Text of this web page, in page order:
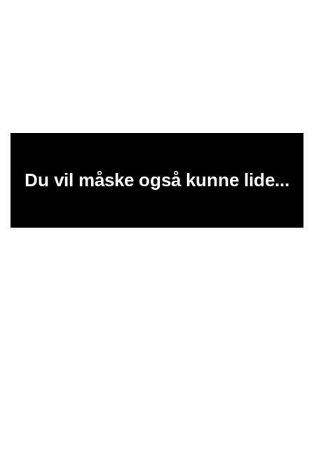
Du vil måske også kunne lide...